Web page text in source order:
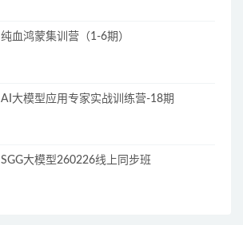
纯血鸿蒙集训营（1-6期）
AI大模型应用专家实战训练营-18期
SGG大模型260226线上同步班